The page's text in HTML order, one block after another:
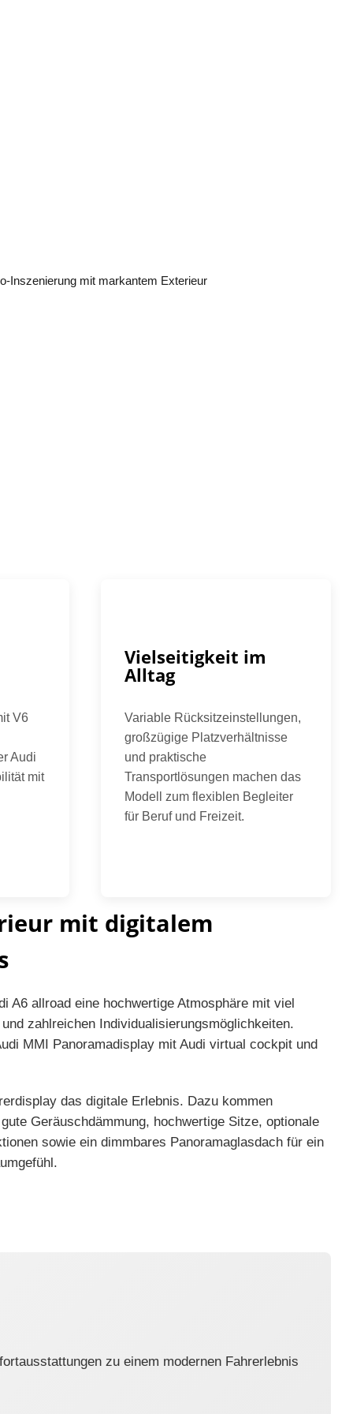
V6
Audi
mit
Vielseitigkeit im
Alltag
Variable Rücksitzeinstellungen,
großzügige Platzverhältnisse
und praktische
Transportlösungen machen das
Modell zum flexiblen Begleiter
für Beruf und Freizeit.
mit digitalem
A6 allroad eine hochwertige Atmosphäre mit viel
zahlreichen Individualisierungsmöglichkeiten.
MMI Panoramadisplay mit Audi virtual cockpit und
das digitale Erlebnis. Dazu kommen
Geräuschdämmung, hochwertige Sitze, optionale
sowie ein dimmbares Panoramaglasdach für ein
zu einem modernen Fahrerlebnis